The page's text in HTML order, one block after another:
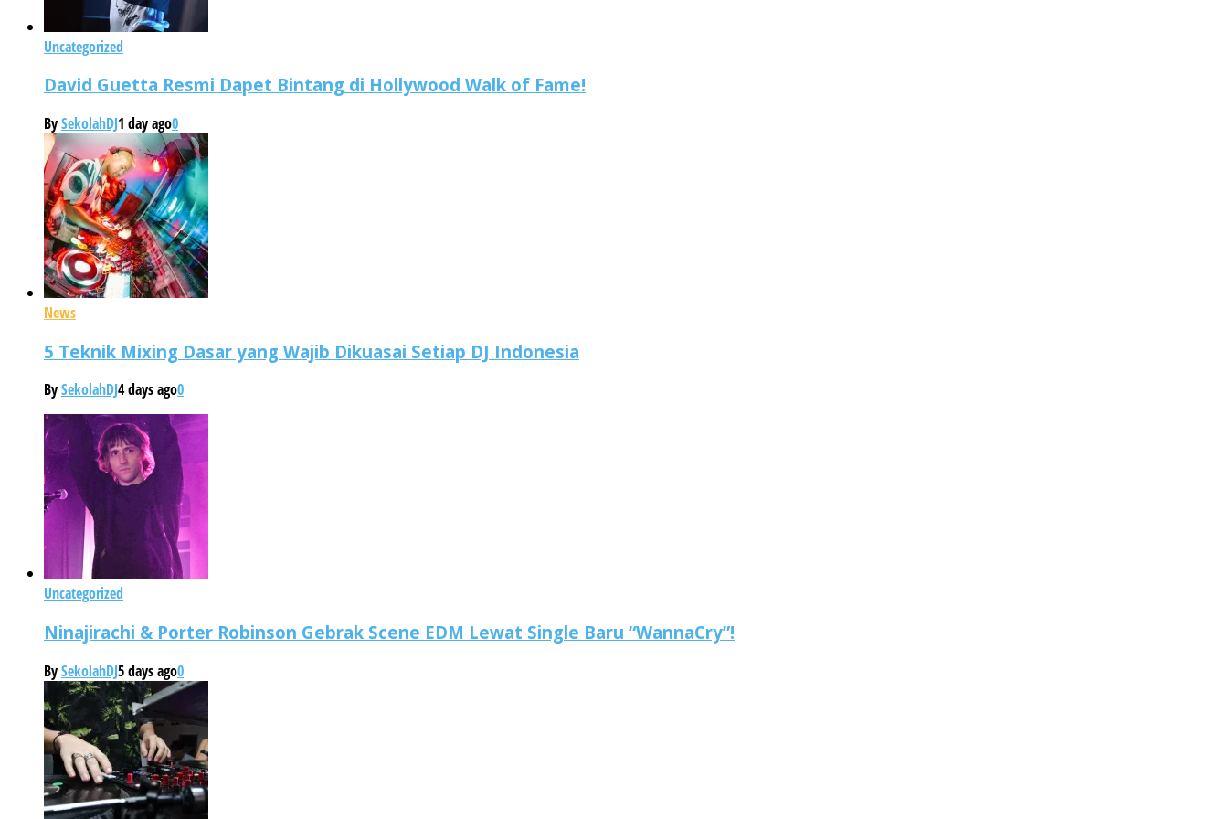
Uncategorized
David Guetta Resmi Dapet Bintang di Hollywood Walk of Fame!
BySekolahDJ1 day ago0
News
5 Teknik Mixing Dasar yang Wajib Dikuasai Setiap DJ Indonesia
BySekolahDJ4 days ago0
Uncategorized
Ninajirachi & Porter Robinson Gebrak Scene EDM Lewat Single Baru “WannaCry”!
BySekolahDJ5 days ago0